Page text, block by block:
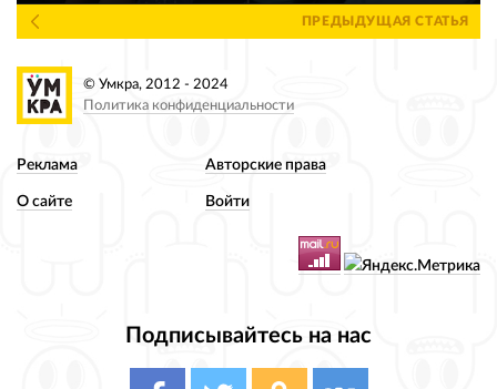
ПРЕДЫДУЩАЯ СТАТЬЯ
Реклама Авторские права
О сайте Войти
Подписывайтесь на нас
© Умкра, 2012 - 2024
Политика конфиденциальности